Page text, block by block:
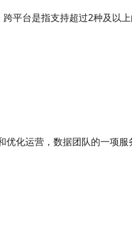
平台是指支持超过2种及以上
化运营，数据团队的一项服